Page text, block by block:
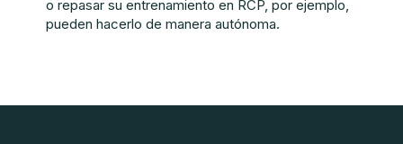
o repasar su entrenamiento en RCP, por ejemplo,
pueden hacerlo de manera autónoma.